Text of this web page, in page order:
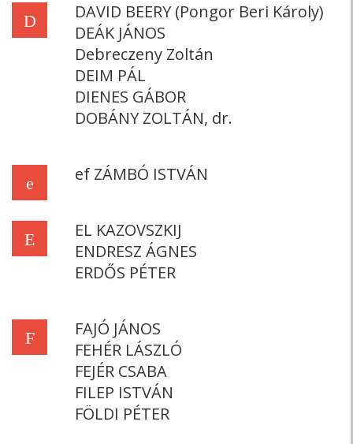
D
DAVID BEERY (Pongor Beri Károly)
DEÁK JÁNOS
Debreczeny Zoltán
DEIM PÁL
DIENES GÁBOR
DOBÁNY ZOLTÁN, dr.
e ef ZÁMBÓ ISTVÁN
E
EL KAZOVSZKIJ
ENDRESZ ÁGNES
ERDŐS PÉTER
F
FAJÓ JÁNOS
FEHÉR LÁSZLÓ
FEJÉR CSABA
FILEP ISTVÁN
FÖLDI PÉTER